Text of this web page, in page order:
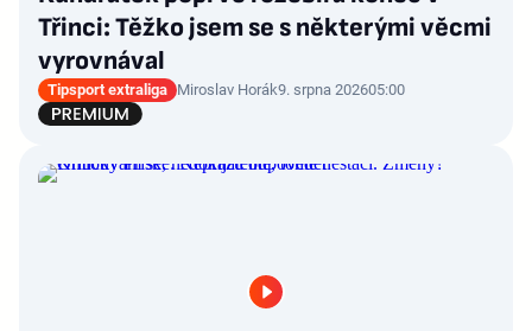
Třinci: Těžko jsem se s některými věcmi
vyrovnával
Tipsport extraliga Miroslav Horák9. srpna 202605:00